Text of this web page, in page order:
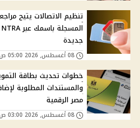
تنظيم الاتصالات يتيح
جديدة
والمستندات المطلوبة
مصر الرقمية